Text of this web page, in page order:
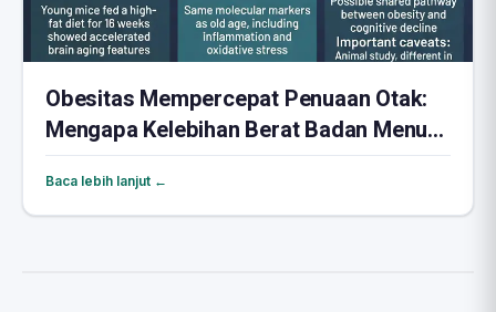
Obesitas Mempercepat Penuaan Otak:
Mengapa Kelebihan Berat Badan Menua
Memori
Baca lebih lanjut ←